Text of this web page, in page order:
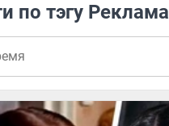
по тэгу Реклама